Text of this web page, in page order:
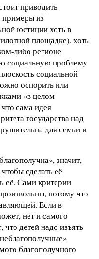
приводить
из
юстиции хоть в
площадке), хоть
либо регионе
социальную проблему
социальной
оспорить или
«в целом
сама идея
государства над
для семьи и
значит,
сделать её
её. Сами критерии
потому что
Если в
нет и самого
что детей надо изъять
благополучного